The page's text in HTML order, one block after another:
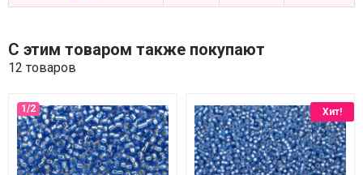
С этим товаром также покупают
12 товаров
Хит!